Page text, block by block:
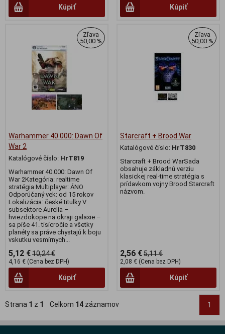
Kúpiť Kúpiť
Zľava
50,00 %
Warhammer 40.000: Dawn Of
War 2
Katalógové číslo: HrT819
Warhammer 40.000: Dawn Of
War 2Kategória: realtime
stratégia Multiplayer: ÁNO
Odporúčaný vek: od 15 rokov
Lokalizácia: české titulky V
subsektore Aurelia –
hviezdokope na okraji galaxie –
sa píše 41. tisícročie a všetky
planéty sa práve chystajú k boju
vskutku vesmírnych...
5,12 €10,24 €
4,16 € (Cena bez DPH)
Kúpiť
Zľava
50,00 %
Starcraft + Brood War
Katalógové číslo: HrT830
Starcraft + Brood WarSada
obsahuje základnú verziu
klasickej real-time stratégia s
prídavkom vojny Brood Starcraft
názvom.
2,56 €5,11 €
2,08 € (Cena bez DPH)
Kúpiť
Strana 1 z 1 Celkom 14 záznamov 1